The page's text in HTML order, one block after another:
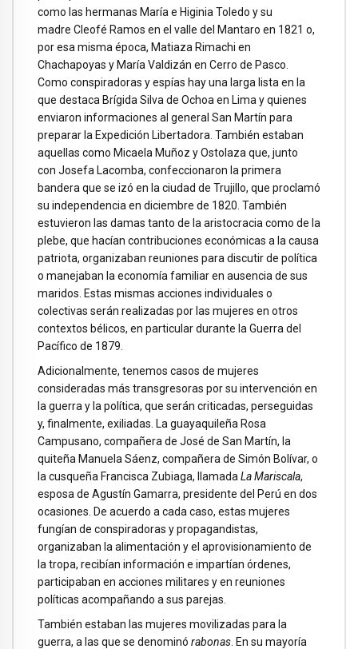
como las hermanas María e Higinia Toledo y su
madre Cleofé Ramos en el valle del Mantaro en 1821 o,
por esa misma época, Matiaza Rimachi en
Chachapoyas y María Valdizán en Cerro de Pasco.
Como conspiradoras y espías hay una larga lista en la
que destaca Brígida Silva de Ochoa en Lima y quienes
enviaron informaciones al general San Martín para
preparar la Expedición Libertadora. También estaban
aquellas como Micaela Muñoz y Ostolaza que, junto
con Josefa Lacomba, confeccionaron la primera
bandera que se izó en la ciudad de Trujillo, que proclamó
su independencia en diciembre de 1820. También
estuvieron las damas tanto de la aristocracia como de la
plebe, que hacían contribuciones económicas a la causa
patriota, organizaban reuniones para discutir de política
o manejaban la economía familiar en ausencia de sus
maridos. Estas mismas acciones individuales o
colectivas serán realizadas por las mujeres en otros
contextos bélicos, en particular durante la Guerra del
Pacífico de 1879.
Adicionalmente, tenemos casos de mujeres
consideradas más transgresoras por su intervención en
la guerra y la política, que serán criticadas, perseguidas
y, finalmente, exiliadas. La guayaquileña Rosa
Campusano, compañera de José de San Martín, la
quiteña Manuela Sáenz, compañera de Simón Bolívar, o
la cusqueña Francisca Zubiaga, llamada La Mariscala,
esposa de Agustín Gamarra, presidente del Perú en dos
ocasiones. De acuerdo a cada caso, estas mujeres
fungían de conspiradoras y propagandistas,
organizaban la alimentación y el aprovisionamiento de
la tropa, recibían información e impartían órdenes,
participaban en acciones militares y en reuniones
políticas acompañando a sus parejas.
También estaban las mujeres movilizadas para la
guerra, a las que se denominó rabonas . En su mayoría